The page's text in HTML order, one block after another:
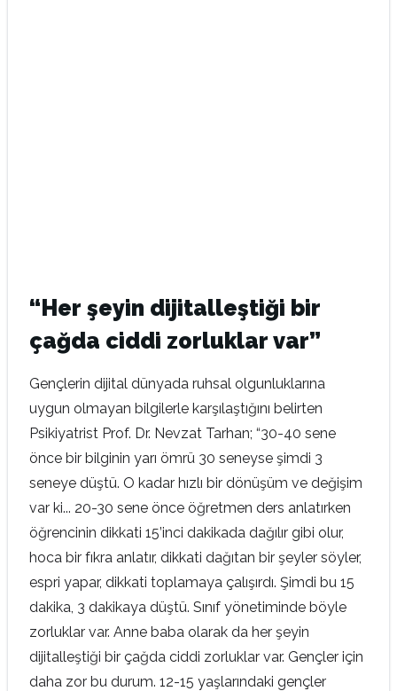
“Her şeyin dijitalleştiği bir
çağda ciddi zorluklar var”
Gençlerin dijital dünyada ruhsal olgunluklarına
uygun olmayan bilgilerle karşılaştığını belirten
Psikiyatrist Prof. Dr. Nevzat Tarhan; “30-40 sene
önce bir bilginin yarı ömrü 30 seneyse şimdi 3
seneye düştü. O kadar hızlı bir dönüşüm ve değişim
var ki... 20-30 sene önce öğretmen ders anlatırken
öğrencinin dikkati 15’inci dakikada dağılır gibi olur,
hoca bir fıkra anlatır, dikkati dağıtan bir şeyler söyler,
espri yapar, dikkati toplamaya çalışırdı. Şimdi bu 15
dakika, 3 dakikaya düştü. Sınıf yönetiminde böyle
zorluklar var. Anne baba olarak da her şeyin
dijitalleştiği bir çağda ciddi zorluklar var. Gençler için
daha zor bu durum. 12-15 yaşlarındaki gençler